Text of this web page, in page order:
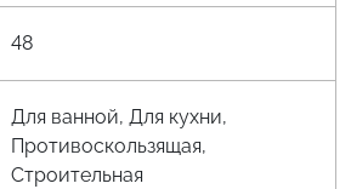
48
Для ванной, Для кухни,
Противоскользящая,
Строительная